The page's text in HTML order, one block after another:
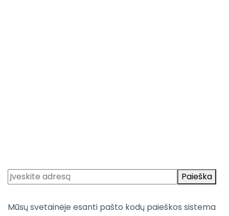
Paieška
Mūsų svetainėje esanti pašto kodų paieškos sistema